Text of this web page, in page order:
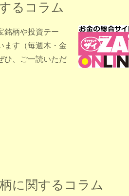
るコラム
銘柄や投資テー
ます（毎週木・金
ひ、ご一読いただ
に関するコラム